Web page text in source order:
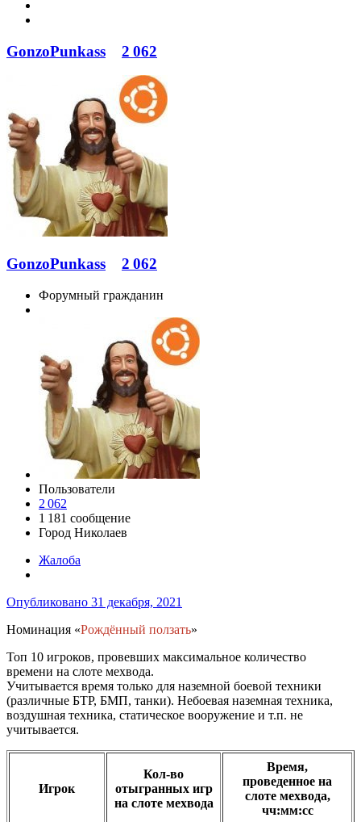
GonzoPunkass 2 062
GonzoPunkass 2 062
Форумный гражданин
Пользователи
2 062
1 181 сообщение
Город Николаев
Жалоба
Опубликовано 31 декабря, 2021
Номинация «Рождённый ползать»
Топ 10 игроков, провевших максимальное количество
времени на слоте мехвода.
Учитывается время только для наземной боевой техники
(различные БТР, БМП, танки). Небоевая наземная техника,
воздушная техника, статическое вооружение и т.п. не
учитывается.
Игрок
Кол-во
отыгранных игр
на слоте мехвода
Время,
проведенное на
слоте мехвода,
чч:мм:сс